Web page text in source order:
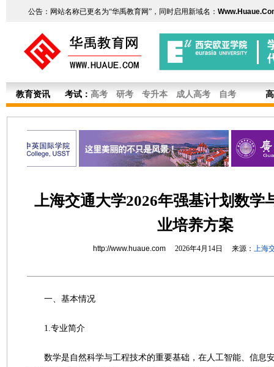
公告：网站名称已更名为“华禹教育网”，同时启用新域名：
教育资讯 考试： 高考 研考 专升本 成人高考 自考
上海交通大学2026年强基计划数学
业培养方案
http://www.huaue.com2026年4月14日 来源： 上海
一、基本情况
1.专业简介
数学是自然科学与工程技术的重要基础，在人工智能、信息